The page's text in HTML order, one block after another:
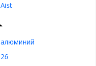
Aist
алюминий
26